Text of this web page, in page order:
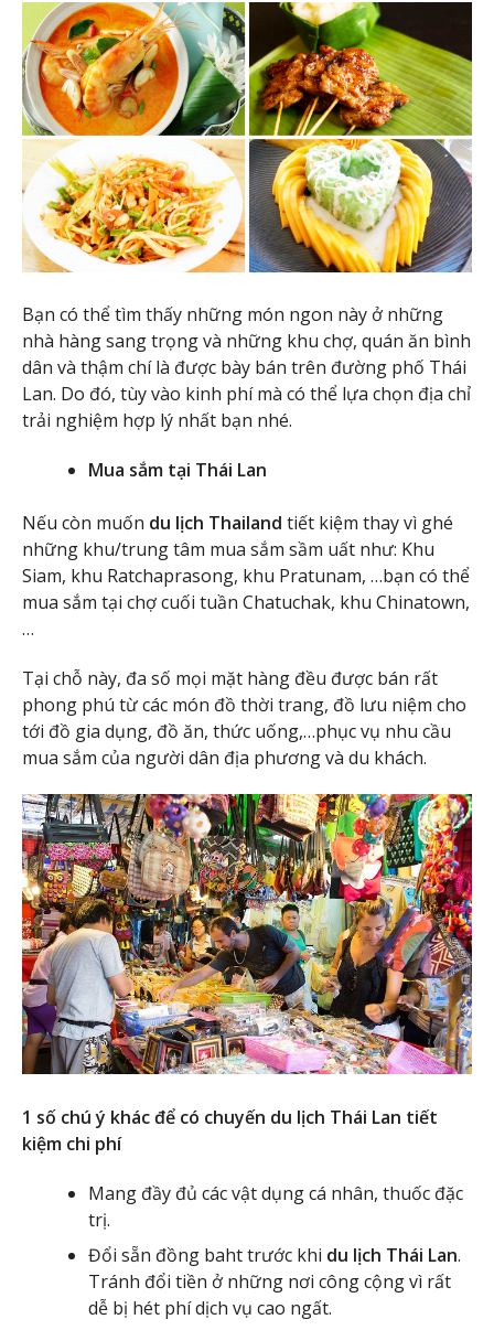
Bạn có thể tìm thấy những món ngon này ở những
nhà hàng sang trọng và những khu chợ, quán ăn bình
dân và thậm chí là được bày bán trên đường phố Thái
Lan. Do đó, tùy vào kinh phí mà có thể lựa chọn địa chỉ
trải nghiệm hợp lý nhất bạn nhé.
Mua sắm tại Thái Lan
Nếu còn muốn du lịch Thailand tiết kiệm thay vì ghé
những khu/trung tâm mua sắm sầm uất như: Khu
Siam, khu Ratchaprasong, khu Pratunam, …bạn có thể
mua sắm tại chợ cuối tuần Chatuchak, khu Chinatown,
…
Tại chỗ này, đa số mọi mặt hàng đều được bán rất
phong phú từ các món đồ thời trang, đồ lưu niệm cho
tới đồ gia dụng, đồ ăn, thức uống,…phục vụ nhu cầu
mua sắm của người dân địa phương và du khách.
1 số chú ý khác để có chuyến du lịch Thái Lan tiết
kiệm chi phí
Mang đầy đủ các vật dụng cá nhân, thuốc đặc
trị.
Đổi sẵn đồng baht trước khi du lịch Thái Lan.
Tránh đổi tiền ở những nơi công cộng vì rất
dễ bị hét phí dịch vụ cao ngất.